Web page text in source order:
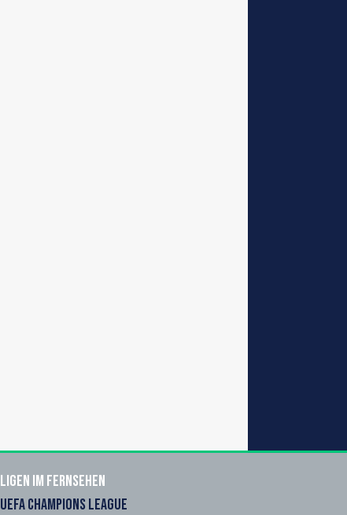
Ligen im Fernsehen
UEFA CHAMPIONS LEAGUE